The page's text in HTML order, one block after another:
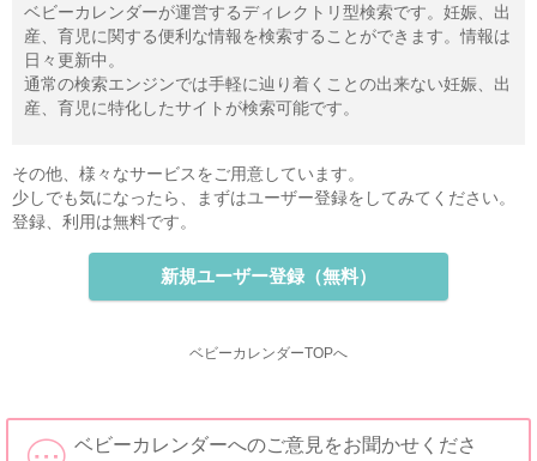
ベビーカレンダーが運営するディレクトリ型検索です。妊娠、出
産、育児に関する便利な情報を検索することができます。情報は
日々更新中。
通常の検索エンジンでは手軽に辿り着くことの出来ない妊娠、出
産、育児に特化したサイトが検索可能です。
その他、様々なサービスをご用意しています。
少しでも気になったら、まずはユーザー登録をしてみてください。
登録、利用は無料です。
新規ユーザー登録（無料）
ベビーカレンダーTOPへ
ベビーカレンダーへのご意見をお聞かせくださ